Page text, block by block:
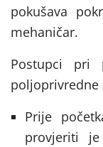
pokušava
mehaničar.
Postupci pri
poljoprivredne
Prije
provjeriti